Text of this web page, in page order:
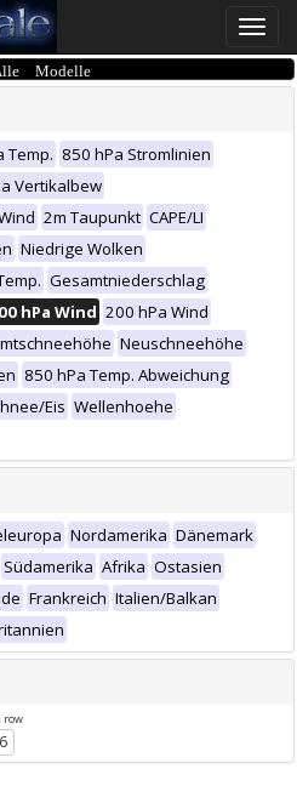
Toggle
Modelle
Temp. 850 hPa Stromlinien
Vertikalbew
2m Taupunkt CAPE/LI
Niedrige Wolken
Gesamtniederschlag
hPa Wind 200 hPa Wind
Neuschneehöhe
850 hPa Temp. Abweichung
Eis Wellenhoehe
Nordamerika Dänemark
Südamerika Afrika Ostasien
Frankreich Italien/Balkan
row
6